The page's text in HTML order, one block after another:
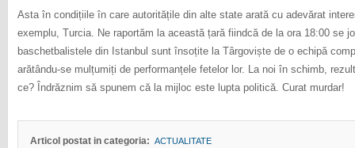
Asta în condițiile în care autoritățile din alte state arată cu adevărat
exemplu, Turcia. Ne raportăm la această țară fiindcă de la ora 18:00 se
baschetbalistele din Istanbul sunt însoțite la Târgoviște de o echipă
arătându-se mulțumiți de performanțele fetelor lor. La noi în schimb,
ce? Îndrăznim să spunem că la mijloc este lupta politică. Curat murdar!
Articol postat in categoria: ACTUALITATE